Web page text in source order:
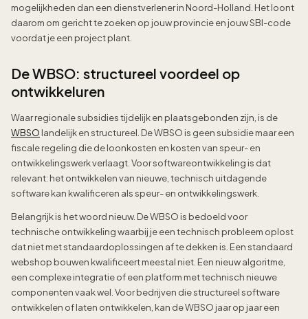
mogelijkheden dan een dienstverlener in Noord-Holland. Het loont
daarom om gericht te zoeken op jouw provincie en jouw SBI-code
voordat je een project plant.
De WBSO: structureel voordeel op
ontwikkeluren
Waar regionale subsidies tijdelijk en plaatsgebonden zijn, is de
WBSO landelijk en structureel. De WBSO is geen subsidie maar een
fiscale regeling die de loonkosten en kosten van speur- en
ontwikkelingswerk verlaagt. Voor softwareontwikkeling is dat
relevant: het ontwikkelen van nieuwe, technisch uitdagende
software kan kwalificeren als speur- en ontwikkelingswerk.
Belangrijk is het woord nieuw. De WBSO is bedoeld voor
technische ontwikkeling waarbij je een technisch probleem oplost
dat niet met standaardoplossingen af te dekken is. Een standaard
webshop bouwen kwalificeert meestal niet. Een nieuw algoritme,
een complexe integratie of een platform met technisch nieuwe
componenten vaak wel. Voor bedrijven die structureel software
ontwikkelen of laten ontwikkelen, kan de WBSO jaar op jaar een